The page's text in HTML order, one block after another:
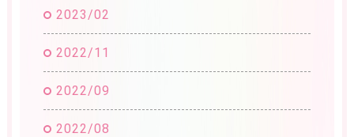
2023/02
2022/11
2022/09
2022/08